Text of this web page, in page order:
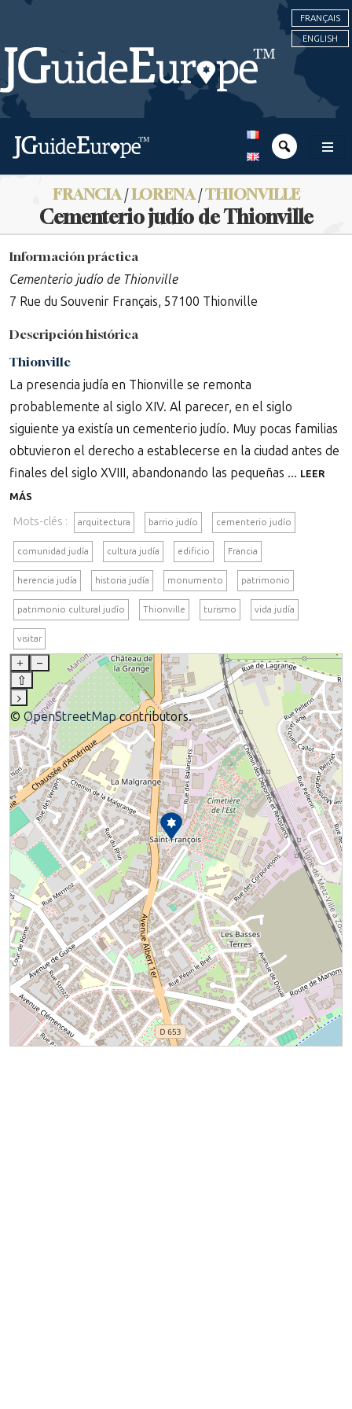
FRANÇAIS
ENGLISH
FRANCIA/LORENA/THIONVILLE
Cementerio judío de Thionville
Información práctica
Cementerio judío de Thionville
7 Rue du Souvenir Français, 57100 Thionville
Descripción histórica
Thionville
La presencia judía en Thionville se remonta
probablemente al siglo XIV. Al parecer, en el siglo
siguiente ya existía un cementerio judío. Muy pocas familias
obtuvieron el derecho a establecerse en la ciudad antes de
finales del siglo XVIII, abandonando las pequeñas ... LEER
MÁS
Mots-clés : arquitectura barrio judío cementerio judío
comunidad judía cultura judía edificio Francia
herencia judía historia judía monumento patrimonio
patrimonio cultural judío Thionville turismo vida judía
visitar
+
–
⇧
›
© OpenStreetMapcontributors.